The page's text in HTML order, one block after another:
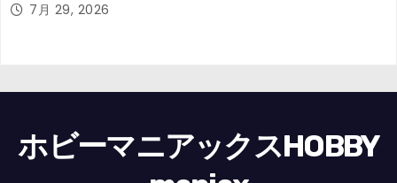
7月 29, 2026
ホビーマニアックスHOBBY